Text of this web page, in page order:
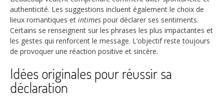
authenticité. Les suggestions incluent également le choix de
lieux romantiques et intimes pour déclarer ses sentiments.
Certains se renseignent sur les phrases les plus impactantes et
les gestes qui renforcent le message. L’objectif reste toujours
de provoquer une réaction positive et sincère.
Idées originales pour réussir sa
déclaration